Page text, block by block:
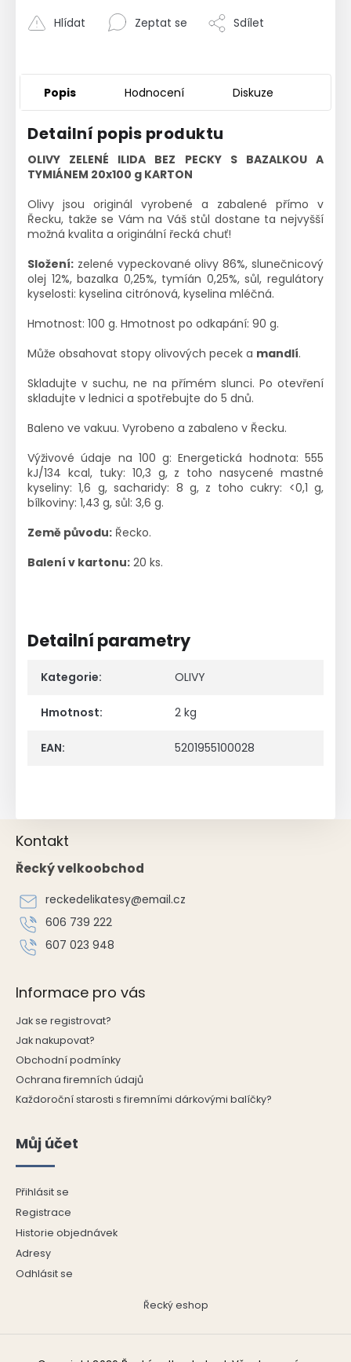
Zeptat se
Hlídat Sdílet
Popis Hodnocení Diskuze
Detailní popis produktu
OLIVY ZELENÉ ILIDA BEZ PECKY S BAZALKOU A
TYMIÁNEM 20x100 g KARTON
Olivy jsou originál vyrobené a zabalené přímo v
Řecku, takže se Vám na Váš stůl dostane ta nejvyšší
možná kvalita a originální řecká chuť!
Složení: zelené vypeckované olivy 86%, slunečnicový
olej 12%, bazalka 0,25%, tymíán 0,25%, sůl, regulátory
kyselosti: kyselina citrónová, kyselina mléčná.
Hmotnost: 100 g. Hmotnost po odkapání: 90 g.
Může obsahovat stopy olivových pecek a mandlí.
Skladujte v suchu, ne na přímém slunci. Po otevření
skladujte v lednici a spotřebujte do 5 dnů.
Baleno ve vakuu. Vyrobeno a zabaleno v Řecku.
Výživové údaje na 100 g: Energetická hodnota: 555
kJ/134 kcal, tuky: 10,3 g, z toho nasycené mastné
kyseliny: 1,6 g, sacharidy: 8 g, z toho cukry: <0,1 g,
bílkoviny: 1,43 g, sůl: 3,6 g.
Země původu: Řecko.
Balení v kartonu: 20 ks.
Detailní parametry
Kategorie: OLIVY
Hmotnost: 2 kg
EAN: 5201955100028
Kontakt
Řecký velkoobchod
reckedelikatesy@email.cz
606 739 222
607 023 948
Informace pro vás
Jak se registrovat?
Jak nakupovat?
Obchodní podmínky
Ochrana firemních údajů
Každoroční starosti s firemními dárkovými balíčky?
Můj účet
Přihlásit se
Registrace
Historie objednávek
Adresy
Odhlásit se
Řecký eshop